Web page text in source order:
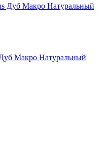
Макро Натуральный